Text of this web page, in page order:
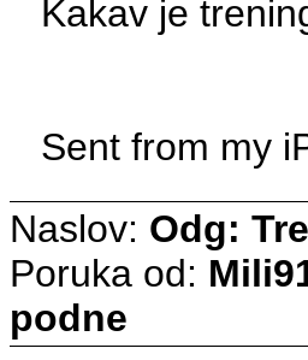
Kakav je
Sent from my
Naslov: Odg:
Poruka od:
podne